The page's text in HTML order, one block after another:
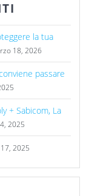
la tua
18, 2026
passare
+ Sabicom, La
2025
2025